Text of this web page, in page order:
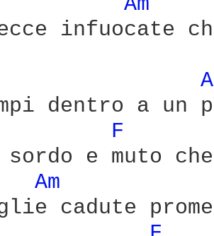
infuocate
dentro a un
F
e muto
Am
cadute